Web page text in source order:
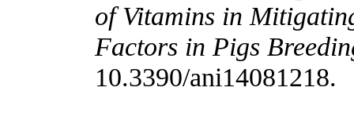
of Vitamins in
Factors in Pigs
10.3390/ani14081218.